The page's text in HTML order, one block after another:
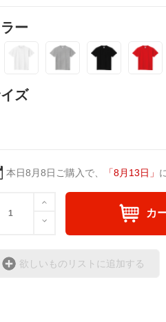
ー
ズ
本日8月8日 ご購入で、 「8月13日 」
カ
欲しいものリストに追加する